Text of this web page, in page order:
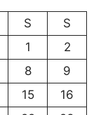
S
S
1
2
8
9
15
16